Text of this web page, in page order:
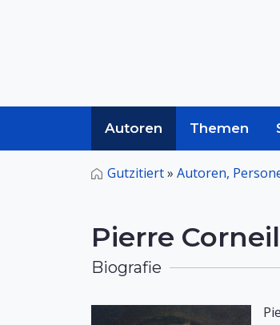
Autoren Themen
Gutzitiert» Autoren,
Pierre
Biografie